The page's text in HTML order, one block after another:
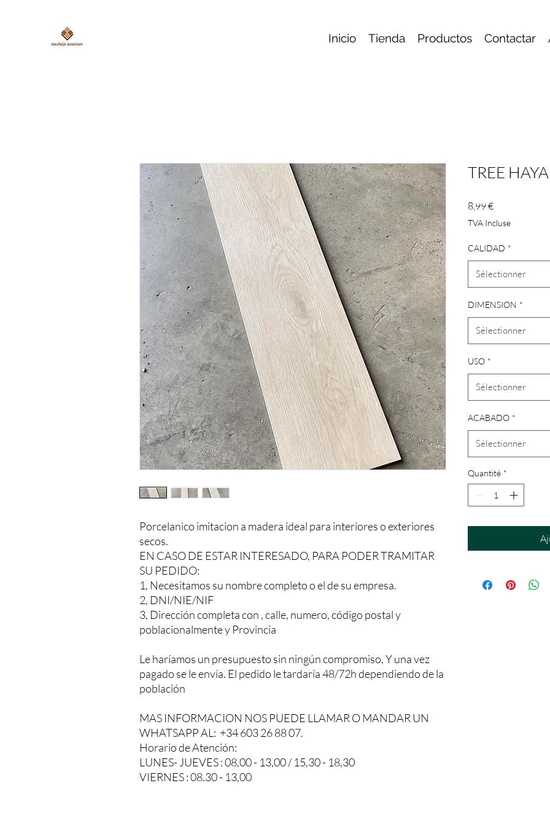
Inicio Tienda Productos Contactar
Porcelanico imitacion a madera ideal para interiores o exteriores
secos.
EN CASO DE ESTAR INTERESADO, PARA PODER TRAMITAR
SU PEDIDO:
1, Necesitamos su nombre completo o el de su empresa.
2, DNI/NIE/NIF
3, Dirección completa con , calle, numero, código postal y
poblacionalmente y Provincia
Le haríamos un presupuesto sin ningún compromiso, Y una vez
pagado se le envía. El pedido le tardaría 48/72h dependiendo de la
población
MAS INFORMACION NOS PUEDE LLAMAR O MANDAR UN
WHATSAPP AL: +34 603 26 88 07.
Horario de Atención:
LUNES- JUEVES : 08,00 - 13,00 / 15,30 - 18,30
VIERNES : 08.30 - 13,00
TREE
8,99 €Prix
TVA Incluse
CALIDAD *
Sélectionner
DIMENSION *
Sélectionner
USO *
Sélectionner
ACABADO *
Sélectionner
Quantité *